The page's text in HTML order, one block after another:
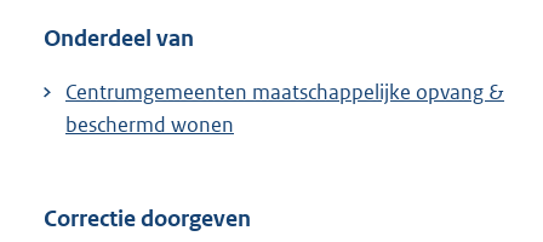
Onderdeel van
Centrumgemeenten maatschappelijke opvang &
beschermd wonen
Correctie doorgeven